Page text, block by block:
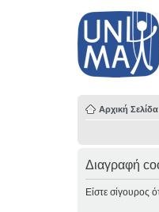
Αρχική Σελίδα
Διαγραφή
Είστε σίγουρος